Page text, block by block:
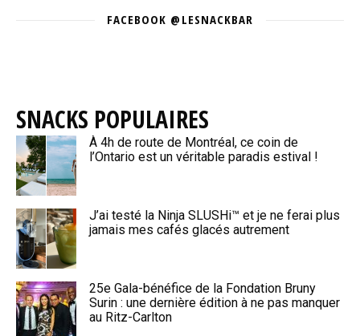
FACEBOOK @LESNACKBAR
SNACKS POPULAIRES
À 4h de route de Montréal, ce coin de
l’Ontario est un véritable paradis estival !
J’ai testé la Ninja SLUSHi™ et je ne ferai plus
jamais mes cafés glacés autrement
25e Gala-bénéfice de la Fondation Bruny
Surin : une dernière édition à ne pas manquer
au Ritz-Carlton